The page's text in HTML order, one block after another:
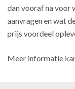
dan vooraf na voor
aanvragen en wat
prijs voordeel
Meer informatie